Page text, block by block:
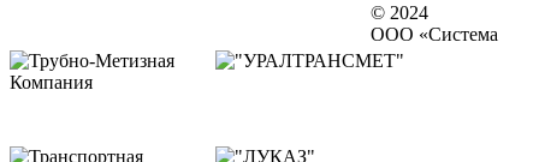
© 2024
ООО «Система